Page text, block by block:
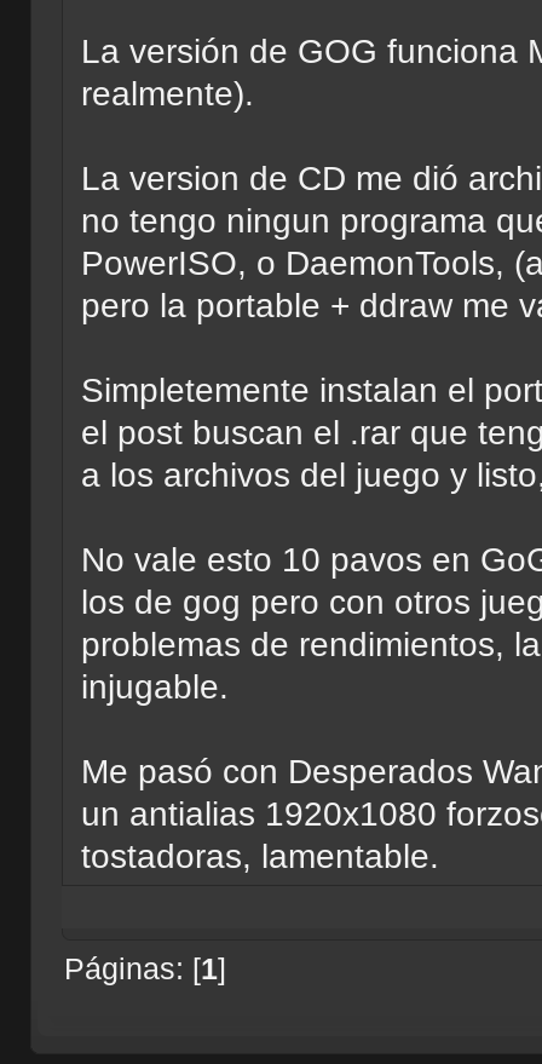
La versión de GOG funciona
realmente).
La version de CD me dió
no tengo ningun programa
PowerISO, o DaemonTools,
pero la portable + ddraw me
Simpletemente instalan el
el post buscan el .rar que
a los archivos del juego y
No vale esto 10 pavos en
los de gog pero con otros
problemas de rendimientos,
injugable.
Me pasó con Desperados
un antialias 1920x1080
tostadoras, lamentable.
Páginas: [1]